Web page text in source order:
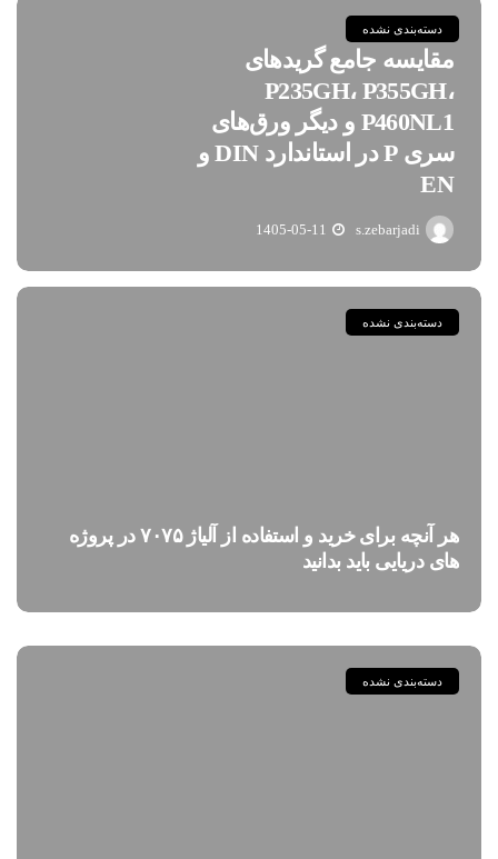
دسته‌بندی نشده
مقایسه جامع گریدهای
P235GH، P355GH،
P460NL1 و دیگر ورق‌های
سری P در استاندارد DIN و
EN
s.zebarjadi
1405-05-11
دسته‌بندی نشده
هر آنچه برای خرید و استفاده از آلیاژ ۷۰۷۵ در پروژه
های دریایی باید بدانید
دسته‌بندی نشده